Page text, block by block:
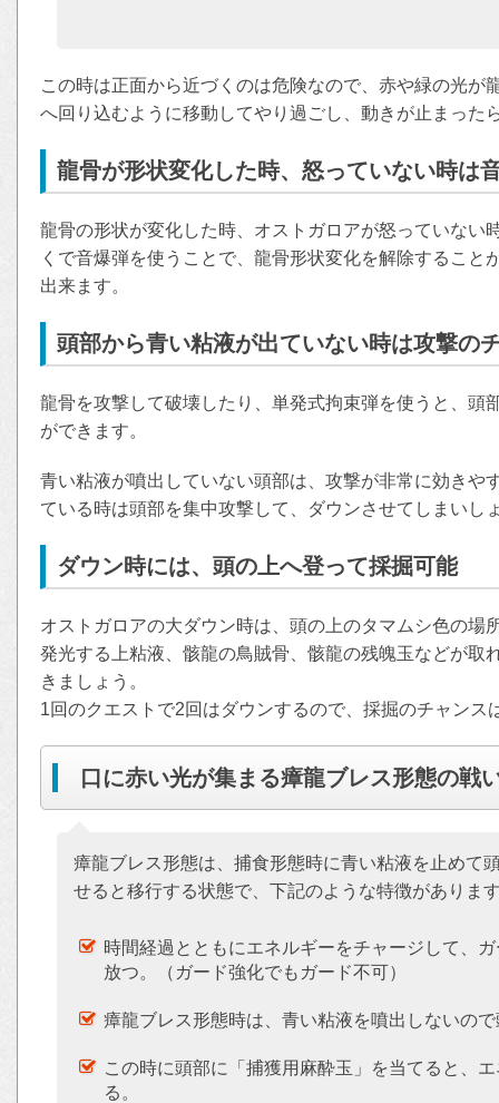
この時は正面から近づくのは危険なので、赤や緑の光が
へ回り込むように移動してやり過ごし、動きが止まった
龍骨が形状変化した時、怒っていない時は
龍骨の形状が変化した時、オストガロアが怒っていない
くで音爆弾を使うことで、龍骨形状変化を解除するこ
出来ます。
頭部から青い粘液が出ていない時は攻撃の
龍骨を攻撃して破壊したり、単発式拘束弾を使うと、頭
ができます。
青い粘液が噴出していない頭部は、攻撃が非常に効きや
ている時は頭部を集中攻撃して、ダウンさせてしまいし
ダウン時には、頭の上へ登って採掘可能
オストガロアの大ダウン時は、頭の上のタマムシ色の場
発光する上粘液、骸龍の鳥賊骨、骸龍の残魄玉などが取
きましょう。
1回のクエストで2回はダウンするので、採掘のチャンス
口に赤い光が集まる瘴龍ブレス形態の戦
瘴龍ブレス形態は、捕食形態時に青い粘液を止めて
せると移行する状態で、下記のような特徴がありま
時間経過とともにエネルギーをチャージして、
放つ。（ガード強化でもガード不可）
瘴龍ブレス形態時は、青い粘液を噴出しないの
この時に頭部に「捕獲用麻酔玉」を当てると、
る。